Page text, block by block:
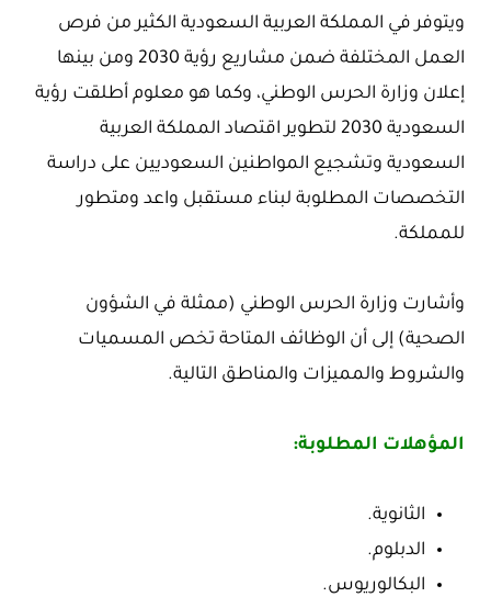
ويتوفر في المملكة العربية السعودية الكثير من فرص
العمل المختلفة ضمن مشاريع رؤية 2030 ومن بينها
إعلان وزارة الحرس الوطني، وكما هو معلوم أطلقت رؤية
السعودية 2030 لتطوير اقتصاد المملكة العربية
السعودية وتشجيع المواطنين السعوديين على دراسة
التخصصات المطلوبة لبناء مستقبل واعد ومتطور
للمملكة.
وأشارت وزارة الحرس الوطني (ممثلة في الشؤون
الصحية) إلى أن الوظائف المتاحة تخص المسميات
والشروط والمميزات والمناطق التالية.
المؤهلات المطلوبة:
الثانوية.
الدبلوم.
البكالوريوس.